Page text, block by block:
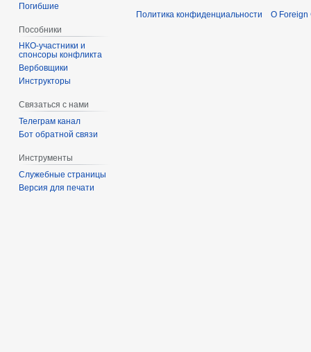
Погибшие
Пособники
спонсоры конфликта
‏‎Вербовщики
Инструкторы
Связаться с нами
Телеграм канал
Бот обратной связи
Инструменты
Служебные страницы
Версия для печати
Политика конфиденциальности О Foreign